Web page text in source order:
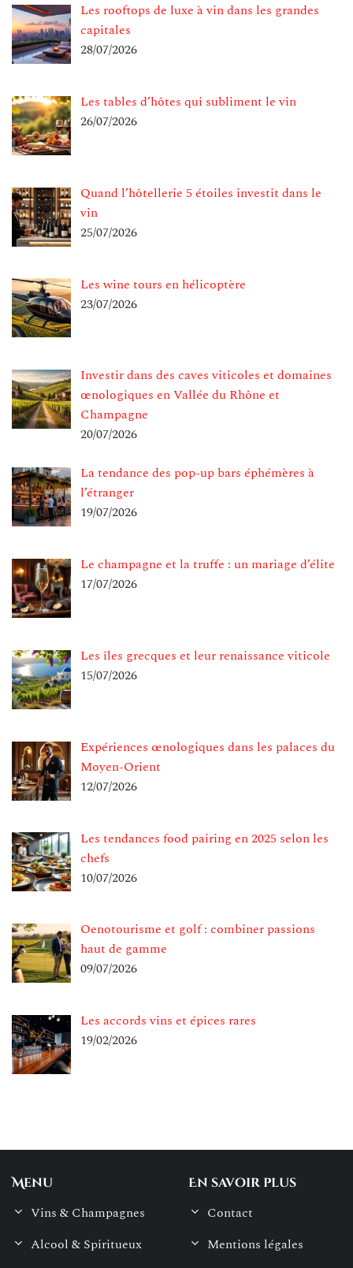
Les rooftops de luxe à vin dans les grandes
capitales
28/07/2026
Les tables d’hôtes qui subliment le vin
26/07/2026
Quand l’hôtellerie 5 étoiles investit dans le
vin
25/07/2026
Les wine tours en hélicoptère
23/07/2026
Investir dans des caves viticoles et domaines
œnologiques en Vallée du Rhône et
Champagne
20/07/2026
La tendance des pop-up bars éphémères à
l’étranger
19/07/2026
Le champagne et la truffe : un mariage d’élite
17/07/2026
Les îles grecques et leur renaissance viticole
15/07/2026
Expériences œnologiques dans les palaces du
Moyen-Orient
12/07/2026
Les tendances food pairing en 2025 selon les
chefs
10/07/2026
Oenotourisme et golf : combiner passions
haut de gamme
09/07/2026
Les accords vins et épices rares
19/02/2026
Menu
Vins & Champagnes
Alcool & Spiritueux
En savoir plus
Contact
Mentions légales